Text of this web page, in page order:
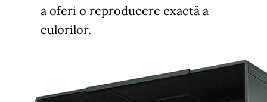
a oferi o reproducere exactă a
culorilor.